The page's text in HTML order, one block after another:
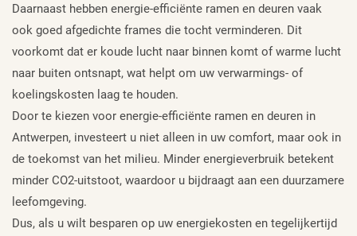
Daarnaast hebben energie-efficiënte ramen en deuren vaak
ook goed afgedichte frames die tocht verminderen. Dit
voorkomt dat er koude lucht naar binnen komt of warme lucht
naar buiten ontsnapt, wat helpt om uw verwarmings- of
koelingskosten laag te houden.
Door te kiezen voor energie-efficiënte ramen en deuren in
Antwerpen, investeert u niet alleen in uw comfort, maar ook in
de toekomst van het milieu. Minder energieverbruik betekent
minder CO2-uitstoot, waardoor u bijdraagt aan een duurzamere
leefomgeving.
Dus, als u wilt besparen op uw energiekosten en tegelijkertijd